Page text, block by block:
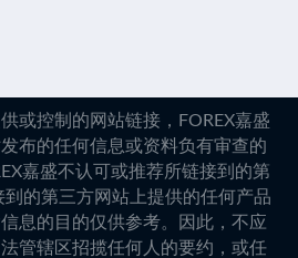
或控制的网站链接，FOREX嘉盛
布的任何信息或资料负有审查的
嘉盛不认可或推荐所链接到的第
的第三方网站上提供的任何产品
息的目的仅供参考。因此，不应
管辖区招揽任何人的要约，或任